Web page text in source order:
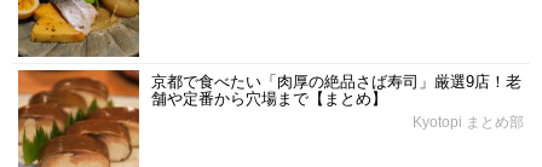
京都で食べたい「肉厚の絶品さば寿司」厳選9店！老
舗や定番から穴場まで【まとめ】
Kyotopi まとめ部